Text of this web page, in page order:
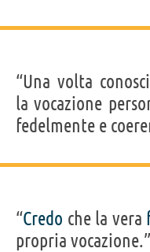
“Una volta
la vocazione
fedelmente e
“Credo che la vera
propria vocazione.”